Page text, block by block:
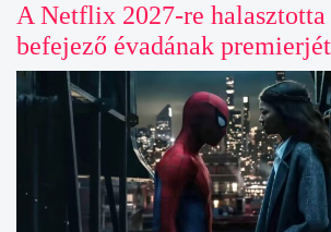
A Netflix 2027-re halasztotta
befejező évadának premierjét